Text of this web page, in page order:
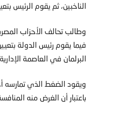
الناخبين، ثم يقوم الرئيس
البرلمان في العاصمة
ويقود الضغط الذي تمارسه
باعتبار أن الغرض منه